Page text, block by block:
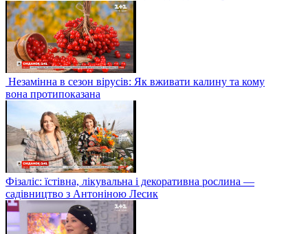
Незамінна в сезон вірусів: Як вживати калину та кому
вона протипоказана
Фізаліс: їстівна, лікувальна і декоративна рослина —
садівництво з Антоніною Лесик